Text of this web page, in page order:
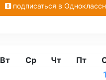
подписаться в
Вт Ср Чт Пт
1